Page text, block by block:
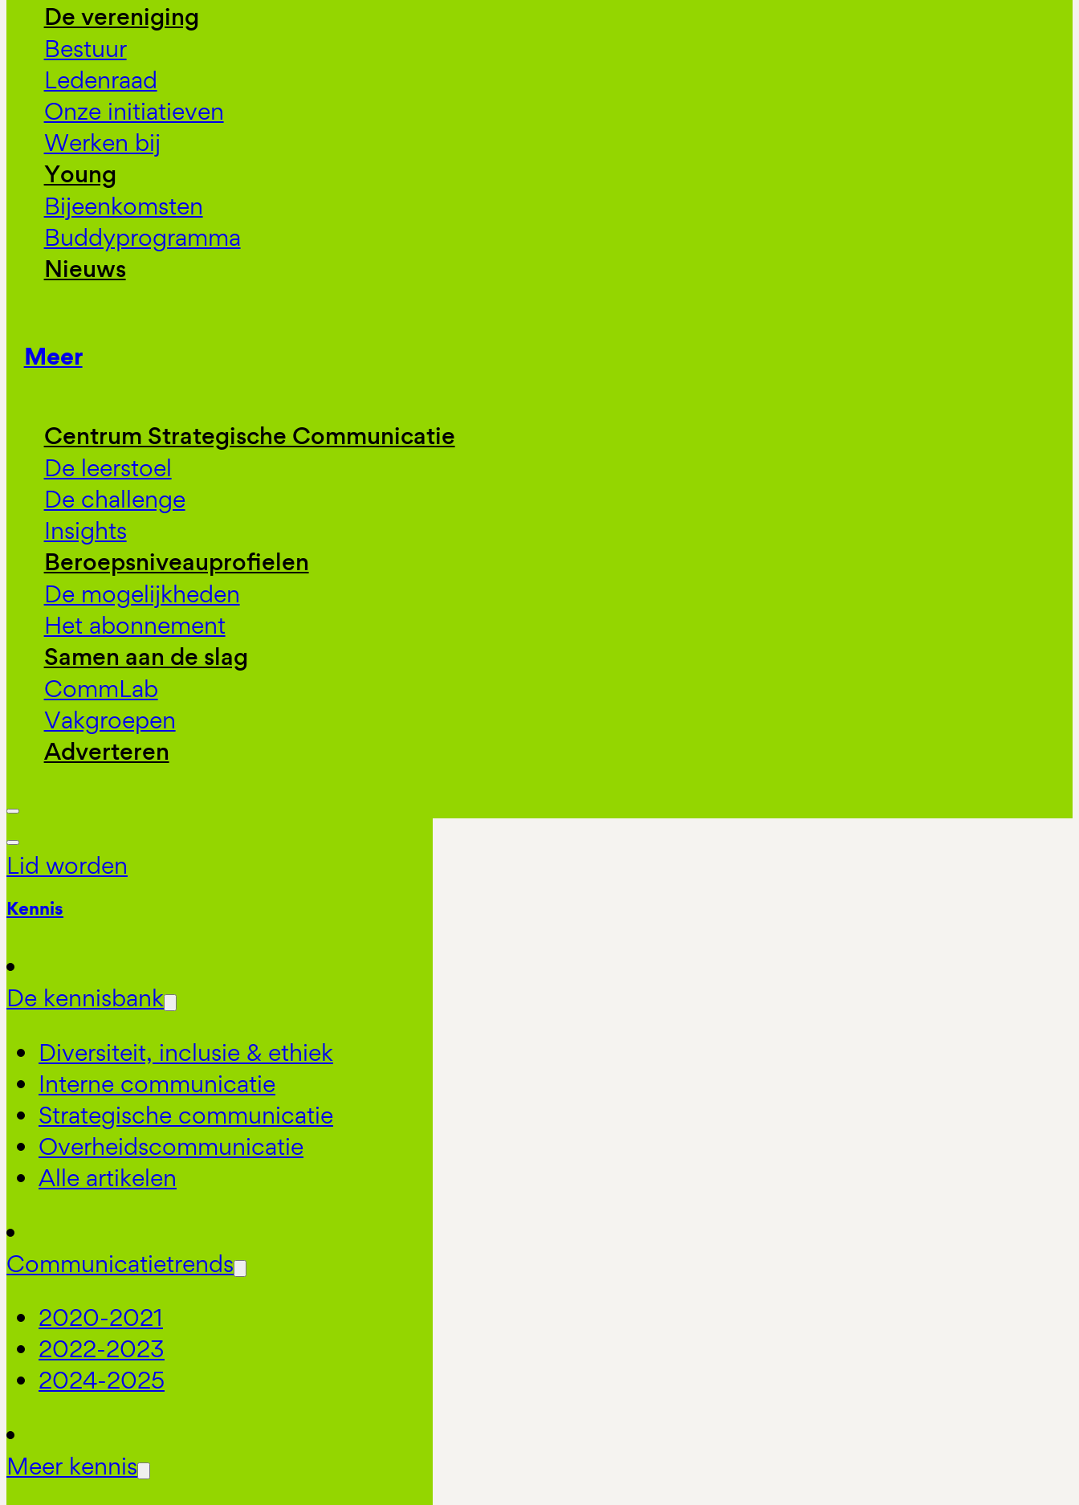
De vereniging
Bestuur
Ledenraad
Onze initiatieven
Werken bij
Young
Bijeenkomsten
Buddyprogramma
Nieuws
Meer
Centrum Strategische Communicatie
De leerstoel
De challenge
Insights
Beroepsniveauprofielen
De mogelijkheden
Het abonnement
Samen aan de slag
CommLab
Vakgroepen
Adverteren
Lid worden
Kennis
De kennisbank
Diversiteit, inclusie & ethiek
Interne communicatie
Strategische communicatie
Overheidscommunicatie
Alle artikelen
Communicatietrends
2020-2021
2022-2023
2024-2025
Meer kennis